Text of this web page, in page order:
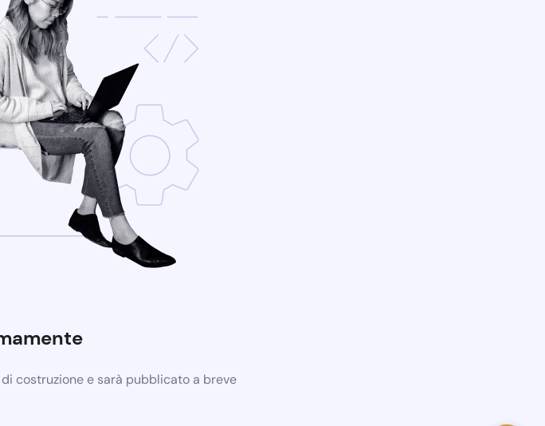
costruzione e sarà pubblicato a breve